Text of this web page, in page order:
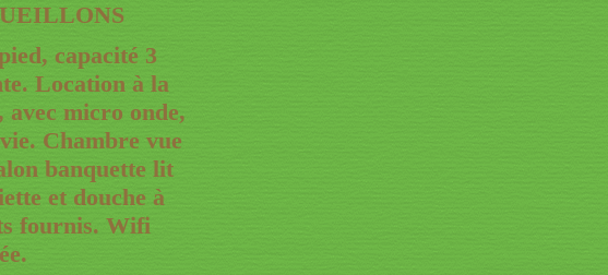
capacité 3
Location à la
avec micro onde,
Chambre vue
banquette lit
et douche à
fournis. Wifi